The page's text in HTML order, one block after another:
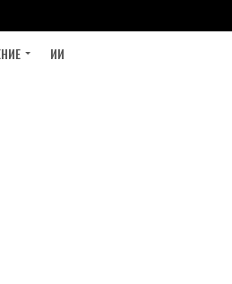
ИИ